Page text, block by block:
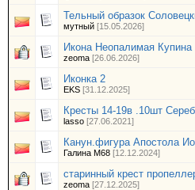
Тельный образок
мутный [15.05.2026]
Икона Неопалимая Купина
zeoma [26.06.2026]
Иконка 2
EKS [31.12.2025]
Кресты 14-19в .10шт
lasso [27.06.2021]
Канун.фигура Апостола
Галина М68 [12.12.2024]
старинный крест
zeoma [27.12.2025]